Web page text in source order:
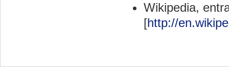
Wikipedia,
[http://